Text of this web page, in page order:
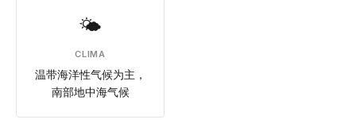
🌤
CLIMA
温带海洋性气候为主，
南部地中海气候